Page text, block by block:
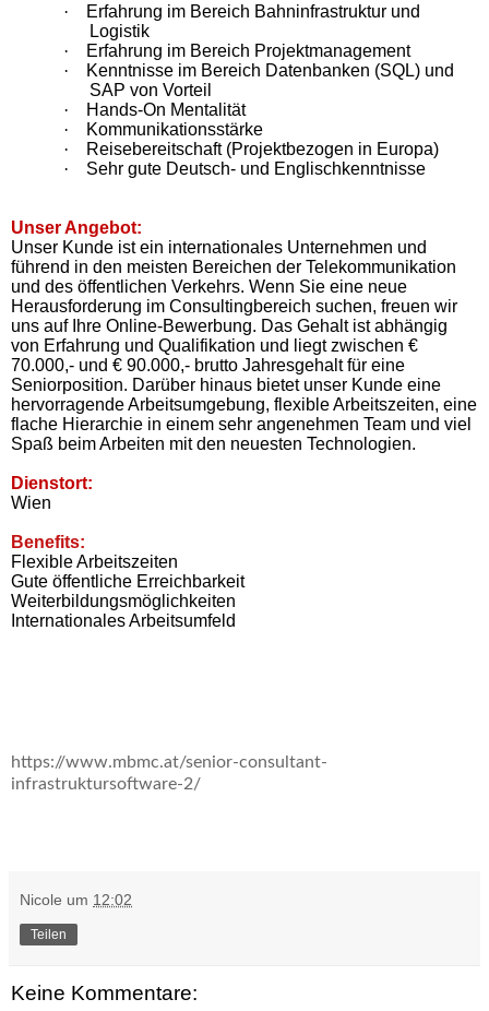
·
Erfahrung im Bereich Bahninfrastruktur und
Logistik
·
Erfahrung im Bereich Projektmanagement
·
Kenntnisse im Bereich Datenbanken (SQL) und
SAP von Vorteil
·
Hands-On Mentalität
·
Kommunikationsstärke
·
Reisebereitschaft (Projektbezogen in Europa)
·
Sehr gute Deutsch- und Englischkenntnisse
Unser Angebot:
Unser Kunde ist ein internationales Unternehmen und
führend in den meisten Bereichen der Telekommunikation
und des öffentlichen Verkehrs. Wenn Sie eine neue
Herausforderung im Consultingbereich suchen, freuen wir
uns auf Ihre Online-Bewerbung. Das Gehalt ist abhängig
von Erfahrung und Qualifikation und liegt zwischen €
70.000,- und € 90.000,- brutto Jahresgehalt für eine
Seniorposition. Darüber hinaus bietet unser Kunde eine
hervorragende Arbeitsumgebung, flexible Arbeitszeiten, eine
flache Hierarchie in einem sehr angenehmen Team und viel
Spaß beim Arbeiten mit den neuesten Technologien.
Dienstort:
Wien
Benefits:
Flexible Arbeitszeiten
Gute öffentliche Erreichbarkeit
Weiterbildungsmöglichkeiten
Internationales Arbeitsumfeld
https://www.mbmc.at/senior-consultant-
infrastruktursoftware-2/
Nicole um 12:02
Teilen
Keine Kommentare: